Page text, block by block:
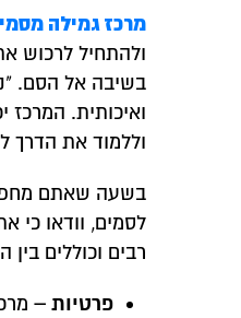
מרכז גמילה
ולהתחיל לרכוש
בשיבה אל הסם.
ואיכותית.
וללמוד את הדרך
בשעה שאתם
לסמים, וודאו כי
רבים וכוללים
פרטיות –